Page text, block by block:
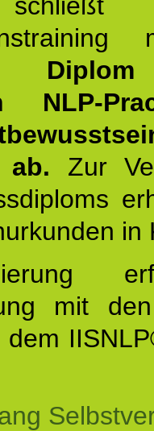
NLP-
ab. Zur
in
mit